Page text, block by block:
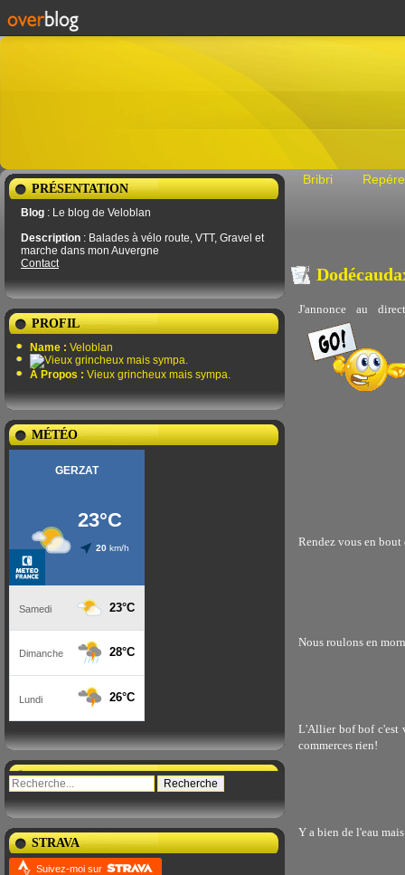
PRÉSENTATION
Blog : Le blog de Veloblan
Description : Balades à vélo route, VTT, Gravel et
marche dans mon Auvergne
Contact
PROFIL
Name : Veloblan
À Propos : Vieux grincheux mais sympa.
MÉTÉO
STRAVA
Suivez-moi sur
Bribri
J'annonce au
Rendez vous en
Nous roulons en
L'Allier bof bof c'est
commerces rien!
Y a bien de l'eau